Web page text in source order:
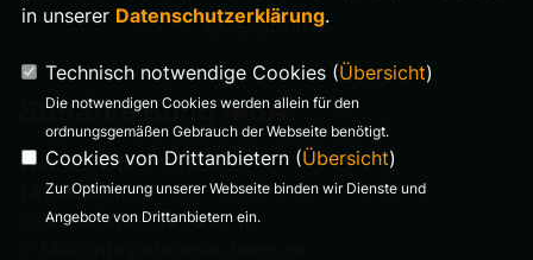
DATENSCHUTZ
Stefanie Bung MdA
Warnemünder Straße 29
14199 Berlin
Telefon: 0176 321 977 18
in unserer Datenschutzerklärung.
Technisch notwendige Cookies (Übersicht)
Die notwendigen Cookies werden allein für den
ordnungsgemäßen Gebrauch der Webseite benötigt.
Cookies von Drittanbietern (Übersicht)
Zur Optimierung unserer Webseite binden wir Dienste und
Angebote von Drittanbietern ein.